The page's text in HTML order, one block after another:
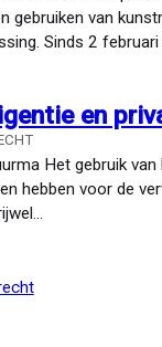
gebruiken van
Sinds 2
en
Het gebruik
hebben voor de